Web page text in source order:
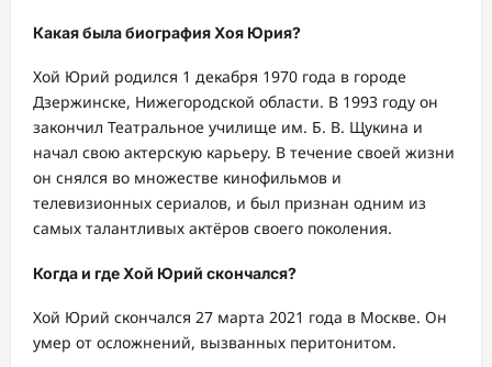
Какая была биография Хоя Юрия?
Хой Юрий родился 1 декабря 1970 года в городе
Дзержинске, Нижегородской области. В 1993 году он
закончил Театральное училище им. Б. В. Щукина и
начал свою актерскую карьеру. В течение своей жизни
он снялся во множестве кинофильмов и
телевизионных сериалов, и был признан одним из
самых талантливых актёров своего поколения.
Когда и где Хой Юрий скончался?
Хой Юрий скончался 27 марта 2021 года в Москве. Он
умер от осложнений, вызванных перитонитом.